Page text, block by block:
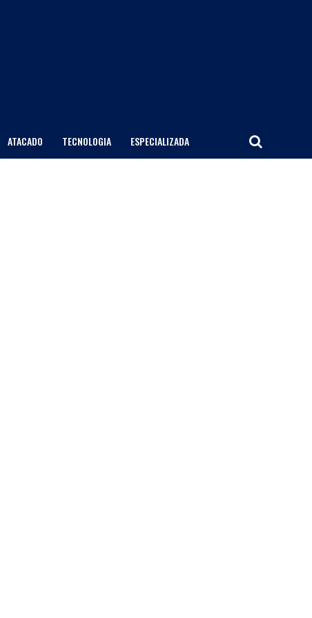
ATACADO TECNOLOGIA ESPECIALIZADA